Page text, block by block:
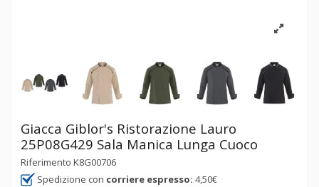
Giacca Giblor's Ristorazione Lauro
25P08G429 Sala Manica Lunga Cuoco
Riferimento K8G00706
Spedizione con corriere espresso: 4,50€